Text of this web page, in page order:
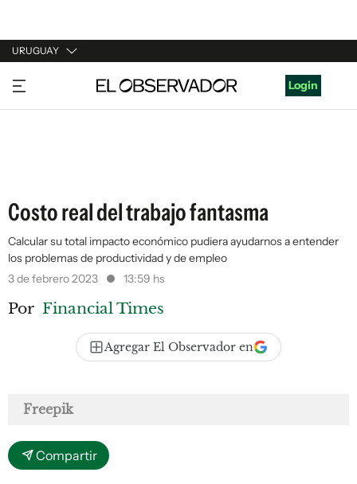
URUGUAY
URUGUAY
ARGENTINA
Login
Costo real del trabajo fantasma
Calcular su total impacto económico pudiera ayudarnos a entender
los problemas de productividad y de empleo
3 de febrero 2023
13:59 hs
Por Financial Times
Agregar El Observador en
Freepik
Compartir